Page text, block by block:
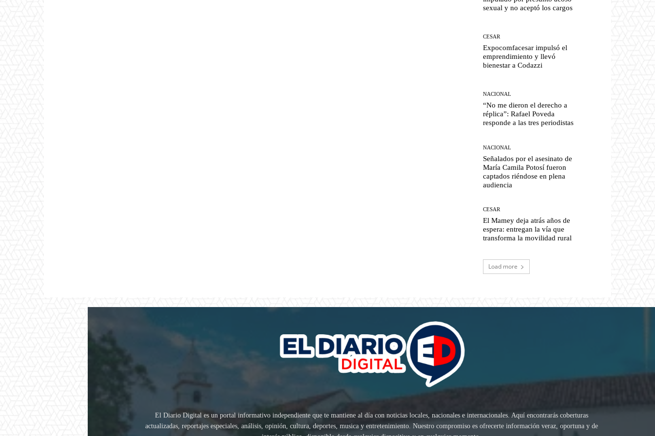
sexual y no aceptó los cargos
CESAR
Expocomfacesar impulsó el
emprendimiento y llevó
bienestar a Codazzi
NACIONAL
“No me dieron el derecho a
réplica”: Rafael Poveda
responde a las tres periodistas
NACIONAL
Señalados por el asesinato de
María Camila Potosí fueron
captados riéndose en plena
audiencia
CESAR
El Mamey deja atrás años de
espera: entregan la vía que
transforma la movilidad rural
Load more
El Diario Digital es un portal informativo independiente que te mantiene al día con noticias locales, nacionales e internacionales. Aquí encontrarás coberturas
actualizadas, reportajes especiales, análisis, opinión, cultura, deportes, musica y entretenimiento. Nuestro compromiso es ofrecerte información veraz, oportuna y de